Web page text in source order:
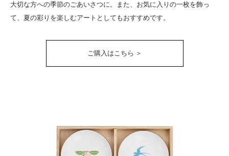
大切な方への季節のごあいさつに。また、お気に入りの一枚を飾っ
て、夏の彩りを楽しむアートとしてもおすすめです。
ご購入はこちら ＞